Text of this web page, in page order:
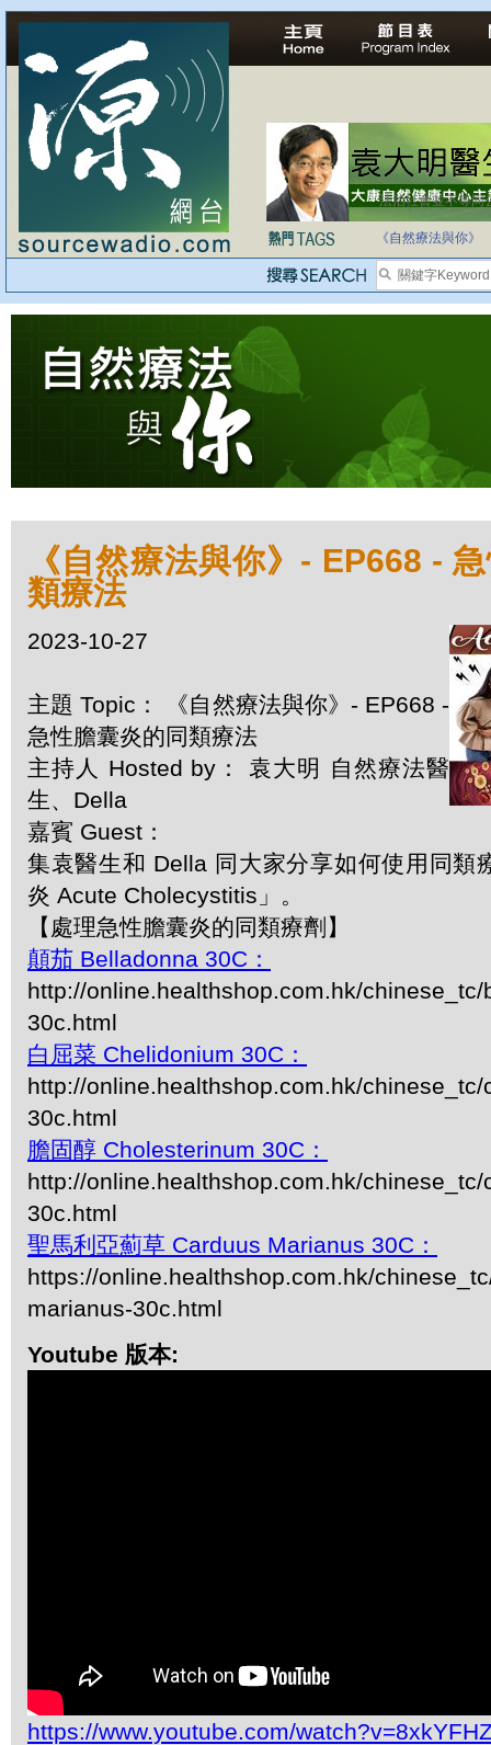
法治社會並不等同
《自然療法與你》
《自然療法與你》- EP668 -
類療法
2023-10-27
主題 Topic： 《自然療法與你》- EP668 -
急性膽囊炎的同類療法
主持人 Hosted by： 袁大明 自然療法醫
生、Della
嘉賓 Guest：
集袁醫生和 Della 同大家分享如何使用同類
炎 Acute Cholecystitis」。
【處理急性膽囊炎的同類療劑】
顛茄 Belladonna 30C：
http://online.healthshop.com.hk/chinese_tc/
30c.html
白屈菜 Chelidonium 30C：
http://online.healthshop.com.hk/
30c.html
膽固醇 Cholesterinum 30C：
http://online.healthshop.com.hk/
30c.html
聖馬利亞薊草 Carduus Marianus 30C：
https://online.healthshop.com.hk/
marianus-30c.html
Youtube 版本:
https://www.youtube.com/